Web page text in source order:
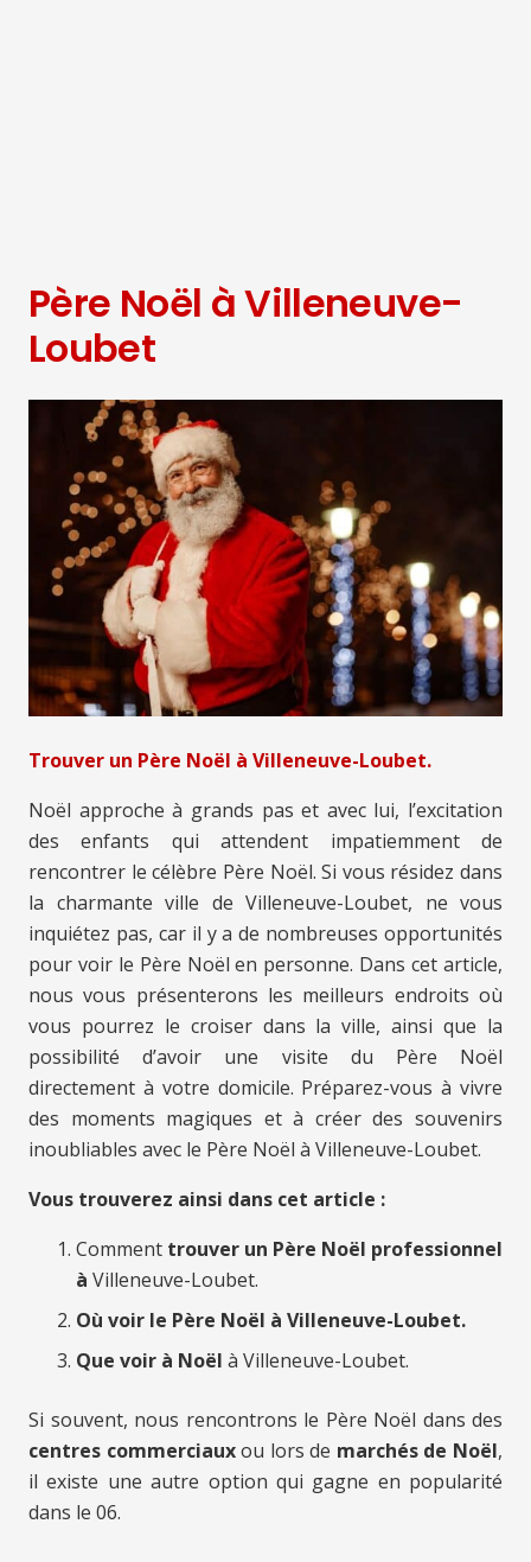
Père Noël à Villeneuve-
Loubet
Trouver un Père Noël à Villeneuve-Loubet.
Noël approche à grands pas et avec lui, l’excitation
des enfants qui attendent impatiemment de
rencontrer le célèbre Père Noël. Si vous résidez dans
la charmante ville de Villeneuve-Loubet, ne vous
inquiétez pas, car il y a de nombreuses opportunités
pour voir le Père Noël en personne. Dans cet article,
nous vous présenterons les meilleurs endroits où
vous pourrez le croiser dans la ville, ainsi que la
possibilité d’avoir une visite du Père Noël
directement à votre domicile. Préparez-vous à vivre
des moments magiques et à créer des souvenirs
inoubliables avec le Père Noël à Villeneuve-Loubet.
Vous trouverez ainsi dans cet article :
Comment trouver un Père Noël professionnel
à Villeneuve-Loubet.
Où voir le Père Noël à Villeneuve-Loubet.
Que voir à Noël à Villeneuve-Loubet.
Si souvent, nous rencontrons le Père Noël dans des
centres commerciauxou lors de marchés de Noël,
il existe une autre option qui gagne en popularité
dans le 06.